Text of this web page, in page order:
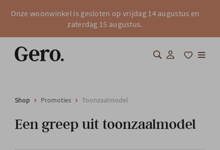
Onze woonwinkel is gesloten op vrijdag 14 augustus en
zaterdag 15 augustus.
Inspiratie
Shop Promoties Toonzaalmodel
Een greep uit toonzaalmodel